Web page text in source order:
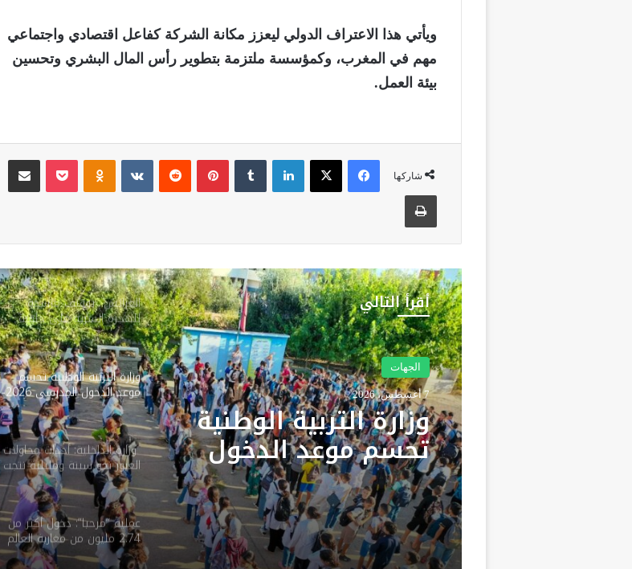
ويأتي هذا الاعتراف الدولي ليعزز مكانة الشركة كفاعل اقتصادي واجتماعي
مهم في المغرب، وكمؤسسة ملتزمة بتطوير رأس المال البشري وتحسين
بيئة العمل.
شاركها
فيسبوك ‫X لينكدإن بينتيريست
أقرأ التالي
الجهات
7 أغسطس، 2026
وزارة التربية الوطنية
تحسم موعد الدخول
المدرسي 2026-2027
العرائش.. توقيف مرشحة
للهجرة السرية على خلفية
تصريحات واتهامات زائفة
وزارة التربية الوطنية تحسم
موعد الدخول المدرسي 2026-
2027
وزارة الداخلية: أحداث محاولات
العبور نحو سبتة ومليلية نتجت
عن حملات تضليل رقمية
وشبكات الاتجار بالبشر
عملية “مرحبا”: دخول أكثر من
2.74 مليون من مغاربة العالم
إلى المملكة حتى 3 غشت